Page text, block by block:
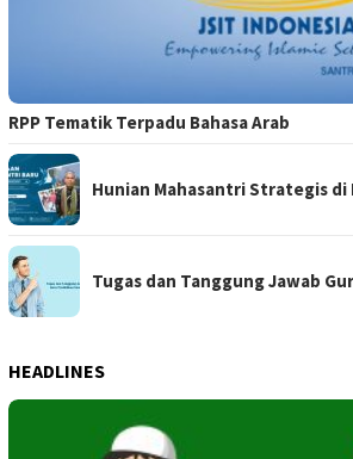
RPP Tematik Terpadu Bahasa Arab
Hunian Mahasantri Strategis di
Tugas dan Tanggung Jawab
HEADLINES